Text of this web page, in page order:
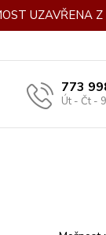
UZAVŘENA
773
Út - Čt -